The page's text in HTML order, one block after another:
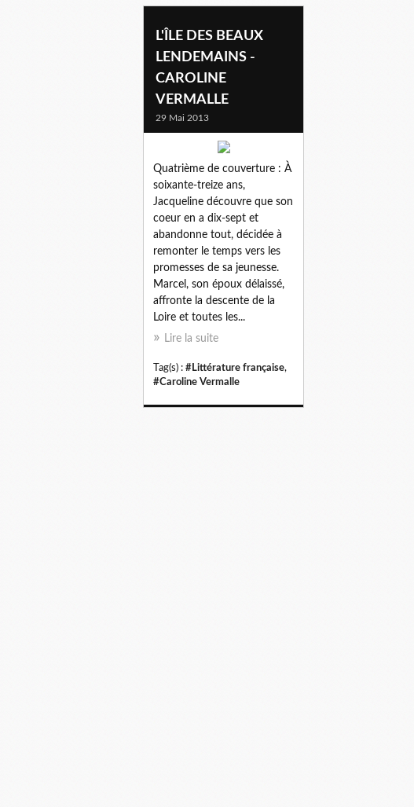
caroline vermalle
L'ÎLE DES BEAUX
LENDEMAINS -
CAROLINE
VERMALLE
29 Mai 2013
Quatrième de couverture : À
soixante-treize ans,
Jacqueline découvre que son
coeur en a dix-sept et
abandonne tout, décidée à
remonter le temps vers les
promesses de sa jeunesse.
Marcel, son époux délaissé,
affronte la descente de la
Loire et toutes les...
Lire la suite
Tag(s) : #Littérature française,
#Caroline Vermalle